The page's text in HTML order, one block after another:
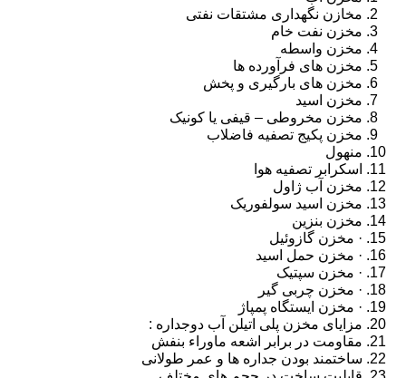
مخازن نگهداری مشتقات نفتی
مخزن نفت خام
مخزن واسطه
مخزن های فرآورده ها
مخزن های بارگیری و پخش
مخزن اسید
مخزن مخروطی – قیفی یا کونیک
مخزن پکیج تصفیه فاضلاب
منهول
اسکرابر تصفیه هوا
مخزن آب ژاول
مخزن اسید سولفوریک
مخزن بنزین
· مخزن گازوئیل
· مخزن حمل اسید
· مخزن سپتیک
· مخزن چربی گیر
· مخزن ایستگاه پمپاژ
مزایای مخزن پلی اتیلن آب دوجداره :
مقاومت در برابر اشعه ماوراء بنفش
ساختمند بودن جداره ها و عمر طولانی